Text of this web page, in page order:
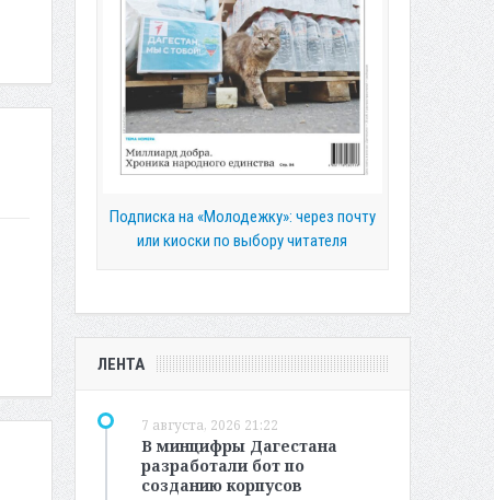
Подписка на «Молодежку»: через почту
или киоски по выбору читателя
ЛЕНТА
7 августа, 2026 21:22
В минцифры Дагестана
разработали бот по
созданию корпусов